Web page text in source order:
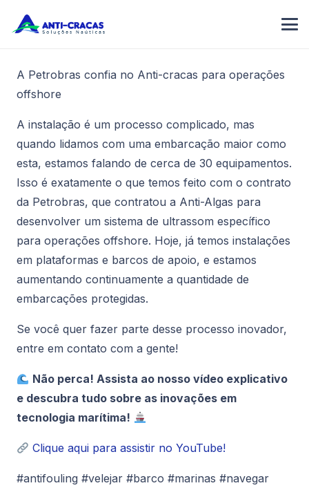
A Petrobras confia no Anti-cracas para operações
offshore
A instalação é um processo complicado, mas
quando lidamos com uma embarcação maior como
esta, estamos falando de cerca de 30 equipamentos.
Isso é exatamente o que temos feito com o contrato
da Petrobras, que contratou a Anti-Algas para
desenvolver um sistema de ultrassom específico
para operações offshore. Hoje, já temos instalações
em plataformas e barcos de apoio, e estamos
aumentando continuamente a quantidade de
embarcações protegidas.
Se você quer fazer parte desse processo inovador,
entre em contato com a gente!
Não perca! Assista ao nosso vídeo explicativo
e descubra tudo sobre as inovações em
tecnologia marítima!
Clique aqui para assistir no YouTube!
#antifouling #velejar #barco #marinas #navegar